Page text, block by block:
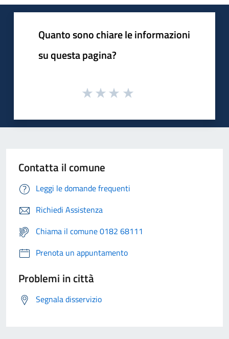
Quanto sono chiare le informazioni
su questa pagina?
Contatta il comune
Leggi le domande frequenti
Richiedi Assistenza
Chiama il comune 0182 68111
Prenota un appuntamento
Problemi in città
Segnala disservizio